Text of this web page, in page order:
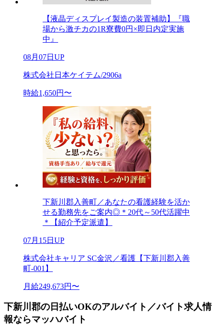
【液晶ディスプレイ製造の装置補助】『職
場から激チカの1R寮費0円×即日内定実施
中』
08月07日UP
株式会社日本ケイテム/2906a
時給1,650円〜
下新川郡入善町／あなたの看護経験を活か
せる勤務先をご案内◎＊20代～50代活躍中
＊【紹介予定派遣】
07月15日UP
株式会社キャリア SC金沢／看護【下新川郡入善
町-001】
月給249,673円〜
下新川郡の日払いOKのアルバイト／バイト求人情
報ならマッハバイト